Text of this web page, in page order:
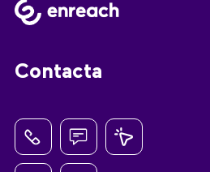
Contacta